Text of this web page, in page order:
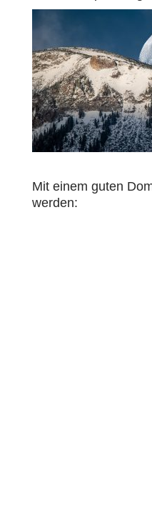
Mit einem guten
werden: